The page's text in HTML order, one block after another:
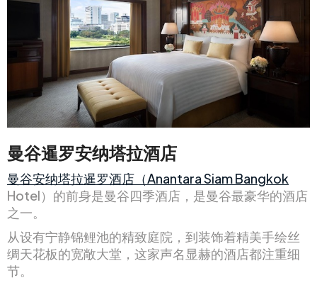
曼谷暹罗安纳塔拉酒店
曼谷安纳塔拉暹罗酒店（Anantara Siam Bangkok
Hotel）的前身是曼谷四季酒店，是曼谷最豪华的酒店
之一。
从设有宁静锦鲤池的精致庭院，到装饰着精美手绘丝
绸天花板的宽敞大堂，这家声名显赫的酒店都注重细
节。